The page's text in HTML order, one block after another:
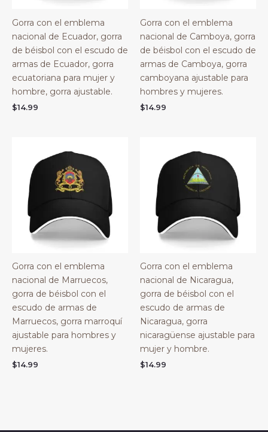
Gorra con el emblema
nacional de Ecuador, gorra
de béisbol con el escudo de
armas de Ecuador, gorra
ecuatoriana para mujer y
hombre, gorra ajustable.
$14.99
Gorra con el emblema
nacional de Camboya, gorra
de béisbol con el escudo de
armas de Camboya, gorra
camboyana ajustable para
hombres y mujeres.
$14.99
Gorra con el emblema
nacional de Marruecos,
gorra de béisbol con el
escudo de armas de
Marruecos, gorra marroquí
ajustable para hombres y
mujeres.
$14.99
Gorra con el emblema
nacional de Nicaragua,
gorra de béisbol con el
escudo de armas de
Nicaragua, gorra
nicaragüense ajustable para
mujer y hombre.
$14.99